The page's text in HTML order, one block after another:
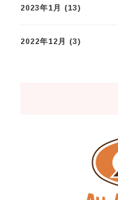
2023年1月 (13)
2022年12月 (3)